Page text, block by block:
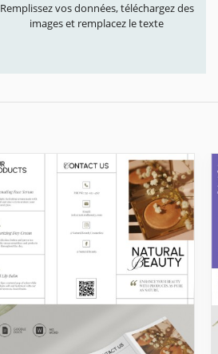
Remplissez vos données, téléchargez des
images et remplacez le texte